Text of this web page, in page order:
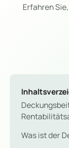
Erfahren
Was ist der